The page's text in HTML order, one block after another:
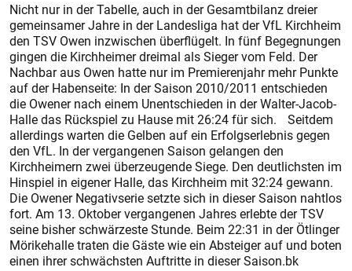
Nicht nur in der Tabelle, auch in der Gesamtbilanz dreier
gemeinsamer Jahre in der Landesliga hat der VfL Kirchheim
den TSV Owen inzwischen überflügelt. In fünf Begegnungen
gingen die Kirchheimer dreimal als Sieger vom Feld. Der
Nachbar aus Owen hatte nur im Premierenjahr mehr Punkte
auf der Habenseite: In der Saison 2010/2011 entschieden
die Owener nach einem Unentschieden in der Walter-Jacob-
Halle das Rückspiel zu Hause mit 26:24 für sich. Seitdem
allerdings warten die Gelben auf ein Erfolgserlebnis gegen
den VfL. In der vergangenen Saison gelangen den
Kirchheimern zwei überzeugende Siege. Den deutlichsten im
Hinspiel in eigener Halle, das Kirchheim mit 32:24 gewann.
Die Owener Negativserie setzte sich in dieser Saison nahtlos
fort. Am 13. Oktober vergangenen Jahres erlebte der TSV
seine bisher schwärzeste Stunde. Beim 22:31 in der Ötlinger
Mörikehalle traten die Gäste wie ein Absteiger auf und boten
einen ihrer schwächsten Auftritte in dieser Saison.bk